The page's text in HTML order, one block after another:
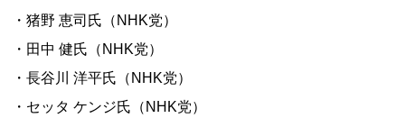
・猪野 恵司氏（NHK党）
・田中 健氏（NHK党）
・長谷川 洋平氏（NHK党）
・セッタ ケンジ氏（NHK党）